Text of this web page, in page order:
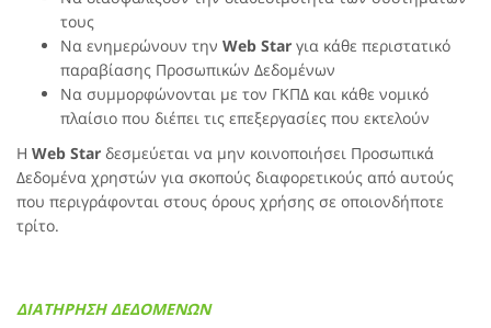
τους
Να ενημερώνουν την Web Star για κάθε περιστατικό
παραβίασης Προσωπικών Δεδομένων
Να συμμορφώνονται με τον ΓΚΠΔ και κάθε νομικό
πλαίσιο που διέπει τις επεξεργασίες που εκτελούν
Η Web Star δεσμεύεται να μην κοινοποιήσει Προσωπικά
Δεδομένα χρηστών για σκοπούς διαφορετικούς από αυτούς
που περιγράφονται στους όρους χρήσης σε οποιονδήποτε
τρίτο.
ΔΙΑΤΗΡΗΣΗ ΔΕΔΟΜΕΝΩΝ